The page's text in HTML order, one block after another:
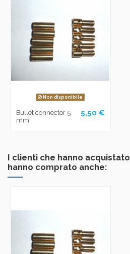
Non disponibile
Bullet connector 5
mm
5,50 €
I clienti che hanno
hanno comprato anche: